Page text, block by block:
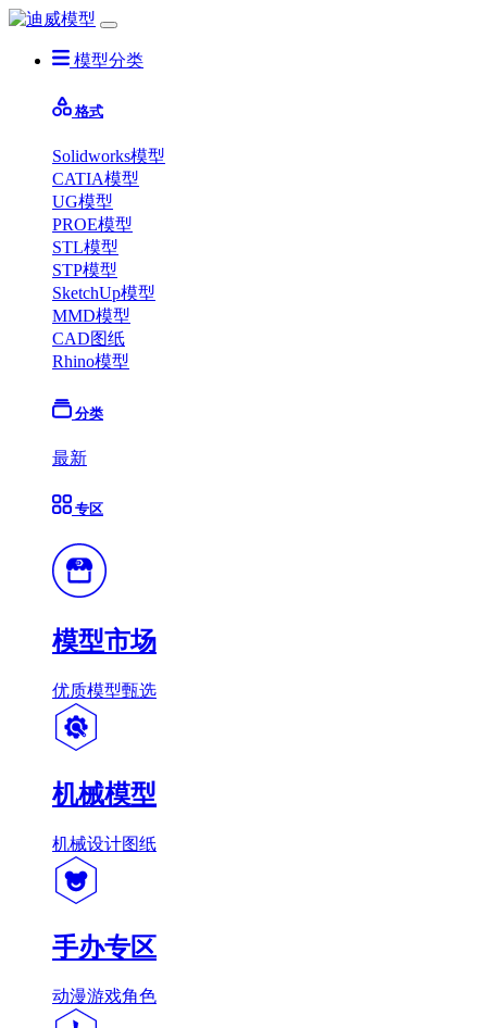
模型分类
格式
Solidworks模型
CATIA模型
UG模型
PROE模型
STL模型
STP模型
SketchUp模型
MMD模型
CAD图纸
Rhino模型
分类
最新
专区
模型市场
优质模型甄选
机械模型
机械设计图纸
手办专区
动漫游戏角色